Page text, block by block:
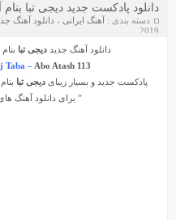
دانلود پادکست جدید دیجی تبا بنام
دسته بندی :آهنگ ایرانی ، دانلود آهنگ
2019
دانلود آهنگ جدید دیجی تبا
Taba – Abo Atash 113
پادکست جدید و بسیار زیبای دیجی تبا بنام
” برای دانلود آهنگ